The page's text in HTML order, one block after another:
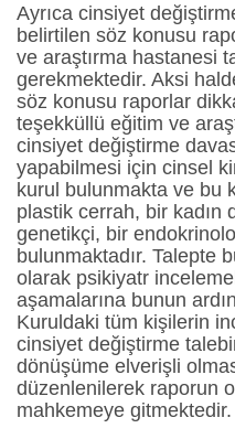
Ayrıca cinsiyet
belirtilen söz konusu
ve araştırma hastanesi
gerekmektedir. Aksi
söz konusu raporlar
teşekküllü eğitim ve
cinsiyet değiştirme
yapabilmesi için cinsel
kurul bulunmakta ve bu
plastik cerrah, bir kadın
genetikçi, bir
bulunmaktadır. Talepte
olarak psikiyatr
aşamalarına bunun
Kuruldaki tüm kişilerin
cinsiyet değiştirme
dönüşüme elverişli
düzenlenilerek raporun
mahkemeye gitmektedir.